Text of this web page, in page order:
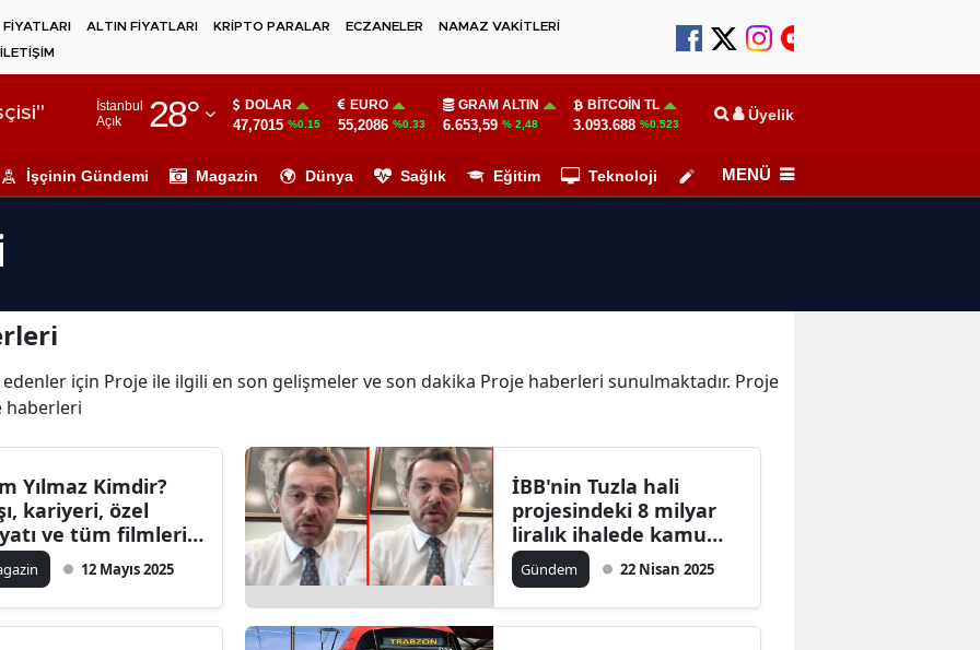
ALTIN FİYATLARI KRİPTO PARALAR ECZANELER
NAMAZ VAKİTLERİ
İLETİŞİM
İstanbul
Açık
28°
Adıyaman
Ağrı
Artvin
Bilecik
Bitlis
DOLAR
47,7015 %0.15
EURO
55,2086 %0.33
GRAM ALTIN
6.653,59 % 2,48
BITCOIN TL
3.093.688 %0.523 Üyelik
İşçinin Gündemi Magazin Dünya Sağlık Eğitim Teknoloji Köşe Yazarları
MENÜ
için Proje ile ilgili en son gelişmeler ve son dakika Proje haberleri sunulmaktadır. Proje
haberleri
Yılmaz Kimdir?
kariyeri, özel
ve tüm filmleri
Güncel)12 Mayıs 2025
İBB'nin Tuzla hali
projesindeki 8 milyar
liralık ihalede kamu
zararı oluştuğu iddiası
gündem oldu!
Gündem 22 Nisan 2025